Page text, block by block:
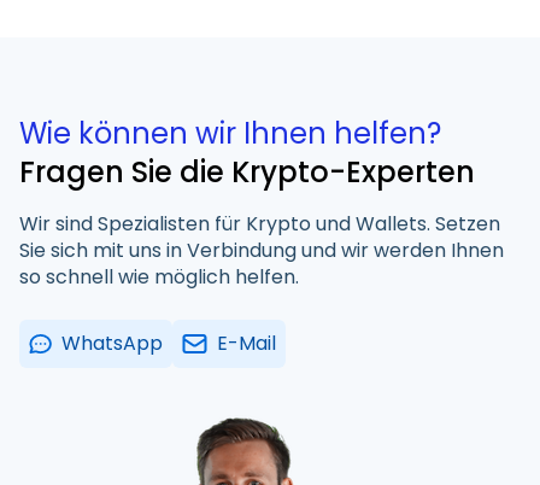
Wie können wir Ihnen helfen?
Fragen Sie die Krypto-Experten
Wir sind Spezialisten für Krypto und Wallets. Setzen
Sie sich mit uns in Verbindung und wir werden Ihnen
so schnell wie möglich helfen.
WhatsApp E-Mail